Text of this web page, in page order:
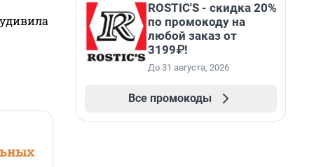
ROSTIC'S - скидка 20%
по промокоду на
любой заказ от
3199₽!
До 31 августа, 2026
Все промокоды